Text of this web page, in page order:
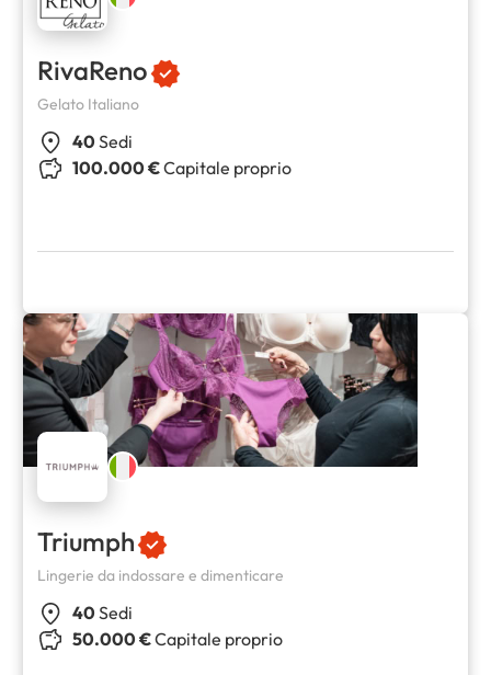
RivaReno
Gelato Italiano
40 Sedi
100.000 €Capitale proprio
Triumph
Lingerie da indossare e dimenticare
40 Sedi
50.000 €Capitale proprio